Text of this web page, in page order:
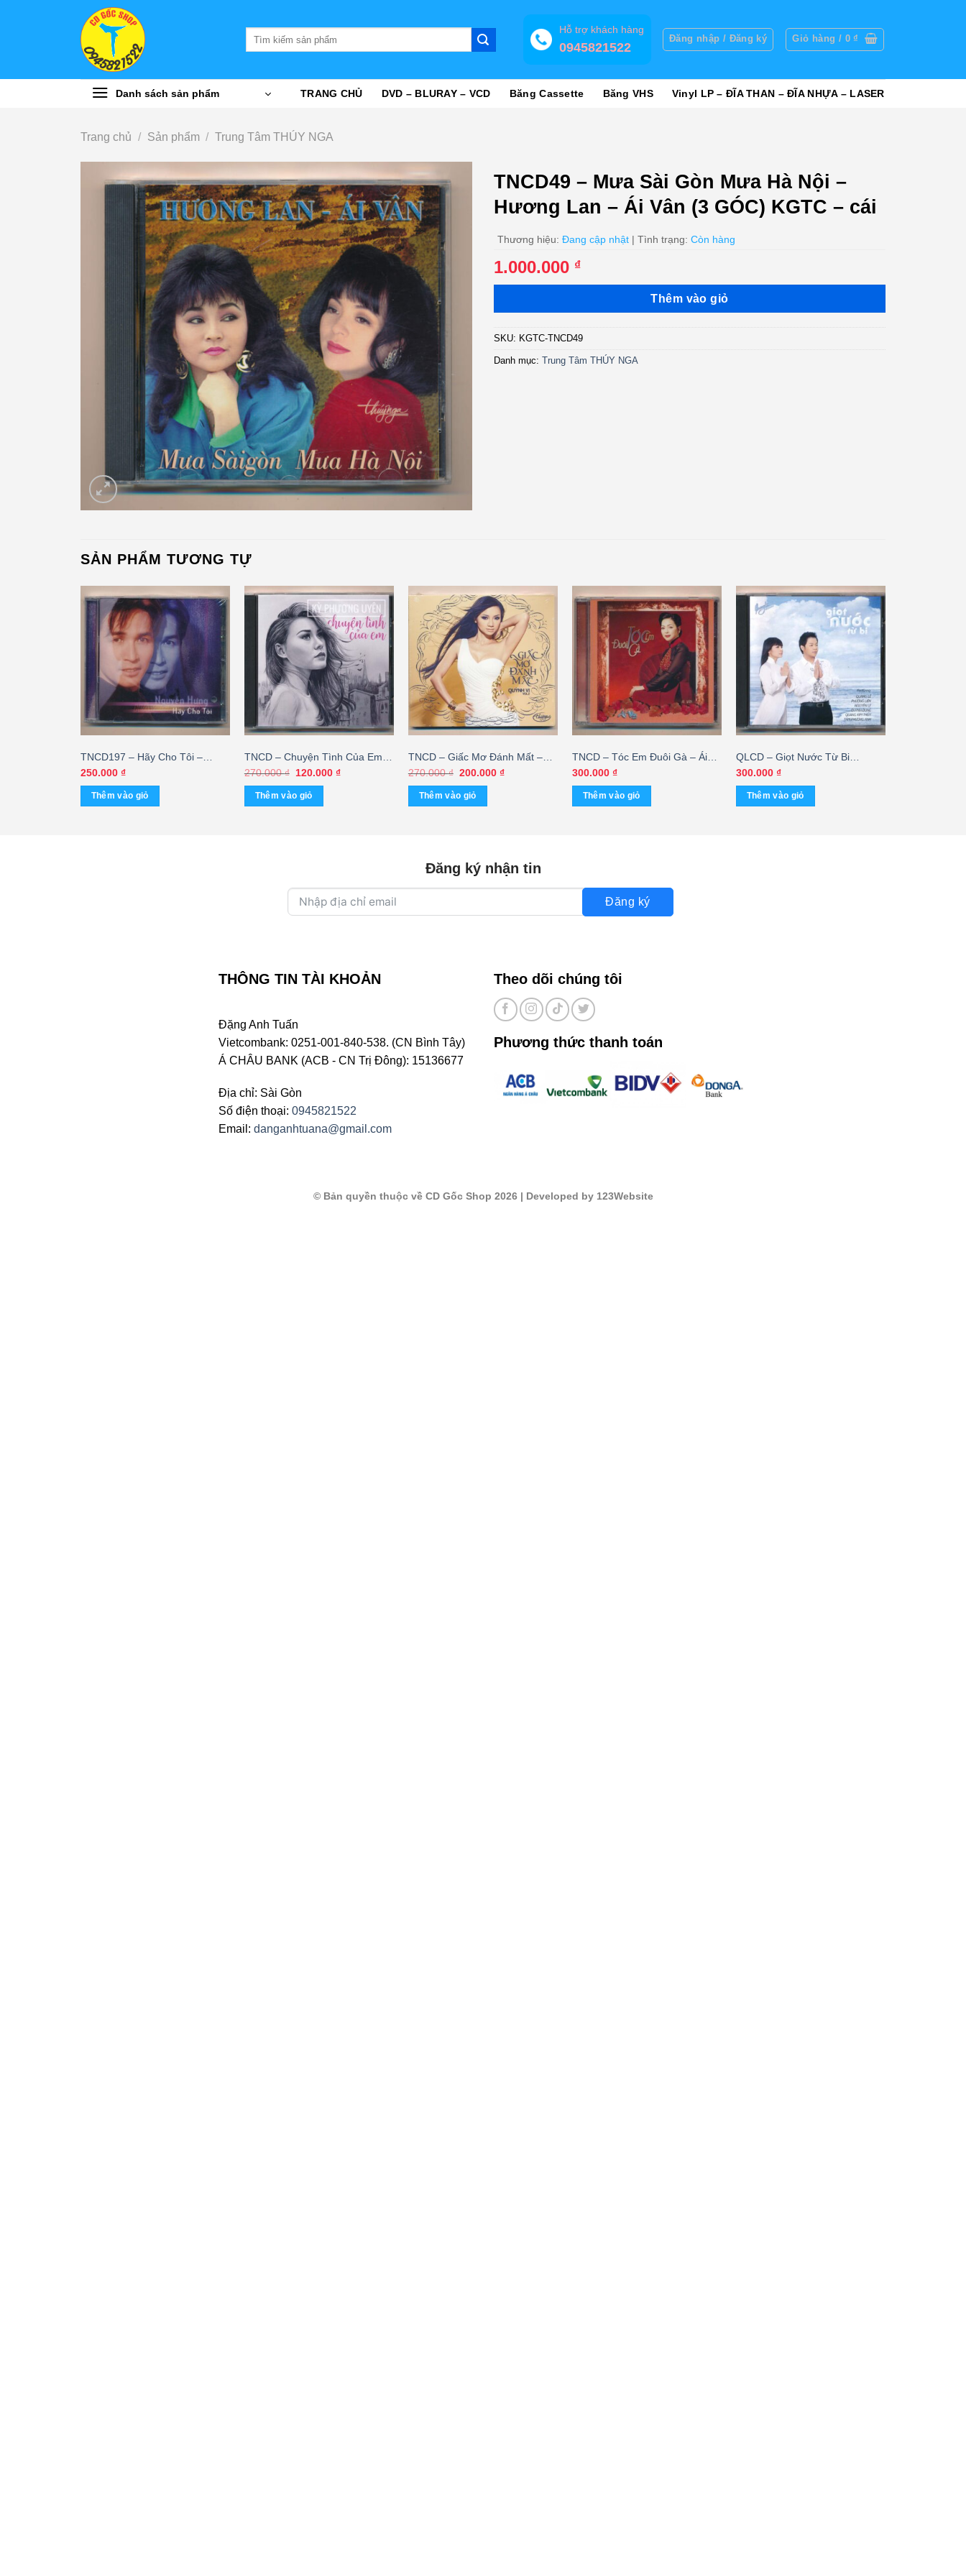
Hỗ trợ khách hàng
0945821522
Đăng nhập / Đăng ký Giỏ hàng / 0₫
Danh sách sản phẩm TRANG CHỦ DVD – BLURAY – VCD Băng Cassette Băng VHS Vinyl LP – ĐĨA THAN – ĐĨA NHỰA – LASER
Trang chủ / Sản phẩm / Trung Tâm THÚY NGA
TNCD49 – Mưa Sài Gòn Mưa Hà Nội –
Hương Lan – Ái Vân (3 GÓC) KGTC – cái
Thương hiệu: Đang cập nhật | Tình trạng: Còn hàng
1.000.000 ₫
Thêm vào giỏ
SKU: KGTC-TNCD49
Danh mục: Trung Tâm THÚY NGA
SẢN PHẨM TƯƠNG TỰ
TNCD197 – Hãy Cho Tôi –
Nguyễn Hưng – cái
250.000 ₫
Thêm vào giỏ
TNCD – Chuyện Tình Của Em –
Kỳ Phương Uyên (KHÔNG BÌA
GỐC)
270.000₫ Giá
là:
270.000 ₫.
120.000 ₫Giá
Thêm vào giỏ
TNCD – Giấc Mơ Đánh Mất –
Quỳnh Vi Vol2
270.000₫ Giá
là:
270.000 ₫.
200.000 ₫Giá
Thêm vào giỏ
TNCD – Tóc Em Đuôi Gà – Ái
Vân (KGTH9)
300.000 ₫
Thêm vào giỏ
QLCD – Giọt Nước Từ Bi
(TNCD)
300.000 ₫
Thêm vào giỏ
Đăng ký nhận tin
Đăng ký
THÔNG TIN TÀI KHOẢN
Đặng Anh Tuấn
Vietcombank: 0251-001-840-538. (CN Bình Tây)
Á CHÂU BANK (ACB - CN Trị Đông): 15136677
Địa chỉ: Sài Gòn
Số điện thoại: 0945821522
Email: danganhtuana@gmail.com
Theo dõi chúng tôi
Phương thức thanh toán
© Bản quyền thuộc về CD Gốc Shop 2026| Developed by 123Website